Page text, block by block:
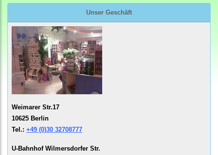
Unser Geschäft
Weimarer Str.17
10625 Berlin
Tel.: +49 (0)30 32708777
U-Bahnhof Wilmersdorfer Str.